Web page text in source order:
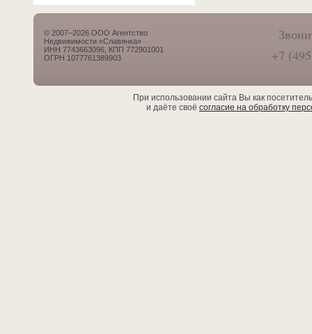
© 2007–2026 ООО Агентство
Недвижимости «Славянка»
ИНН 7743663096, КПП 772901001
ОГРН 1077761389903
+7
При использовании сайта Вы как
и даёте своё согласие на обработку